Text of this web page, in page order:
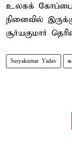
உலகக் கோப்பை
நினைவில்
சூர்யகுமார்
Suryakumar Yadav